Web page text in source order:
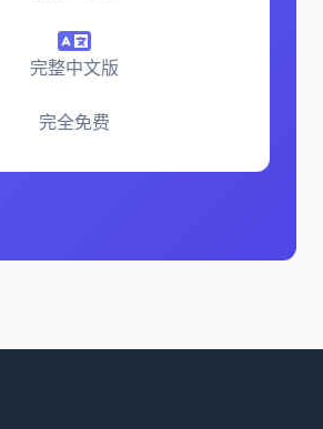
完整中文版
完全免费